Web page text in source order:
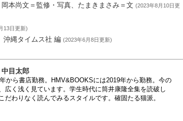
本尚文＝監修・写真、たまきまさみ＝文 (2023年8月10日更
13日更新)
沖縄タイムス社 編 (2023年6月8日更新)
目太郎
から書店勤務。HMV&BOOKSには2019年から勤務。今の
広く浅く見ています。学生時代に筒井康隆全集を読破し
だわりなく読んでみるスタイルです。確固たる猫派。